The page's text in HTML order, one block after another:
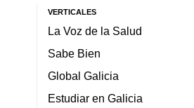
VERTICALES
La Voz de la Salud
Sabe Bien
Global Galicia
Estudiar en Galicia